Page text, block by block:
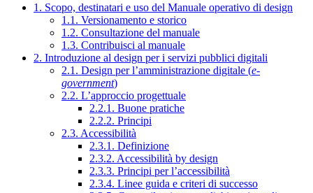
1. Scopo, destinatari e uso del Manuale operativo di design
1.1. Versionamento e storico
1.2. Consultazione del manuale
1.3. Contribuisci al manuale
2. Introduzione al design per i servizi pubblici digitali
2.1. Design per l’amministrazione digitale (e-
government)
2.2. L’approccio progettuale
2.2.1. Buone pratiche
2.2.2. Principi
2.3. Accessibilità
2.3.1. Definizione
2.3.2. Accessibilità by design
2.3.3. Principi per l’accessibilità
2.3.4. Linee guida e criteri di successo